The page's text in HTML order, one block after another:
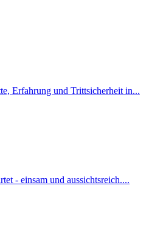
Erfahrung und Trittsicherheit in...
- einsam und aussichtsreich....